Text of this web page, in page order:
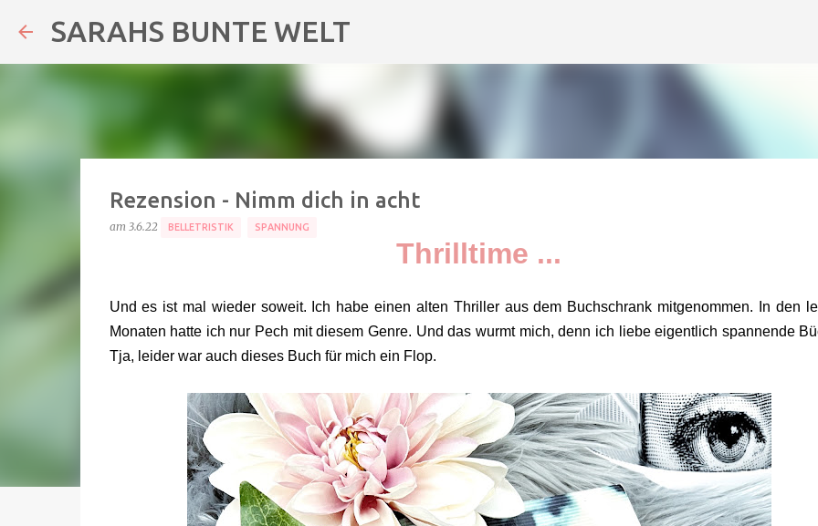
SARAHS BUNTE WELT
Rezension - Nimm dich in acht
am 3.6.22 BELLETRISTIK SPANNUNG
Thrilltime ...
Und es ist mal wieder soweit. Ich habe einen alten Thriller aus dem Buchschrank mitgenommen. In den
Monaten hatte ich nur Pech mit diesem Genre. Und das wurmt mich, denn ich liebe eigentlich spannende
Tja, leider war auch dieses Buch für mich ein Flop.